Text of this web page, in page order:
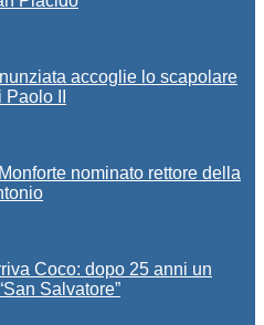
accoglie lo scapolare
II
nominato rettore della
Coco: dopo 25 anni un
Salvatore”